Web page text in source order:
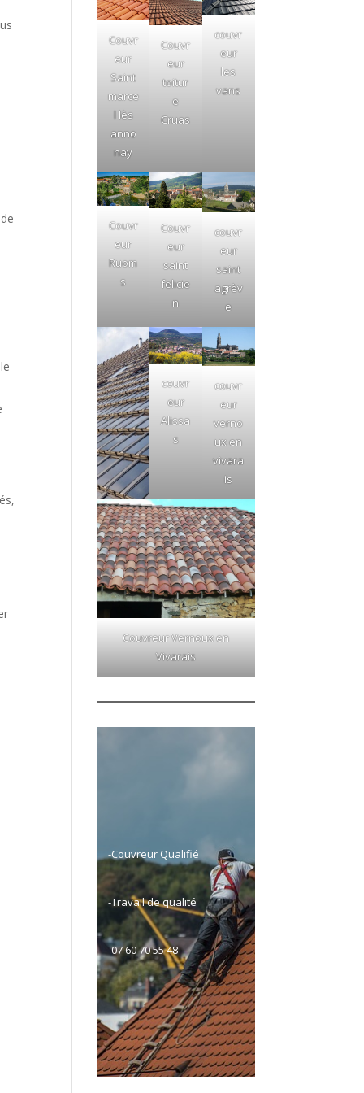
Couvr
eur
Saint
marce
l lès
anno
nay
Couvr
eur
toitur
e
Cruas
couvr
eur
les
vans
Couvr
eur
Ruom
s
Couvr
eur
saint
felicie
n
couvr
eur
saint
agrèv
e
couvr
eur
Alissa
s
couvr
eur
verno
ux en
vivara
is
Couvreur Vernoux en
Vivarais
-Couvreur Qualifié
-Travail de qualité
-07 60 70 55 48